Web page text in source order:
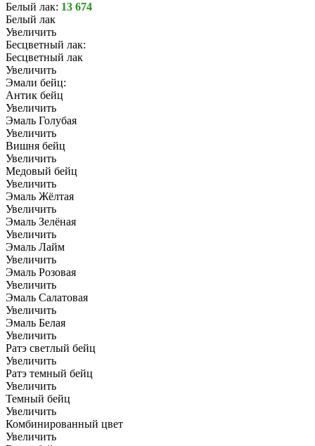
Белый лак: 13 674
Белый лак
Увеличить
Бесцветный лак:
Бесцветный лак
Увеличить
Эмали бейц:
Антик бейц
Увеличить
Эмаль Голубая
Увеличить
Вишня бейц
Увеличить
Медовый бейц
Увеличить
Эмаль Жёлтая
Увеличить
Эмаль Зелёная
Увеличить
Эмаль Лайм
Увеличить
Эмаль Розовая
Увеличить
Эмаль Салатовая
Увеличить
Эмаль Белая
Увеличить
Ратэ светлый бейц
Увеличить
Ратэ темный бейц
Увеличить
Темный бейц
Увеличить
Комбинированный цвет
Увеличить